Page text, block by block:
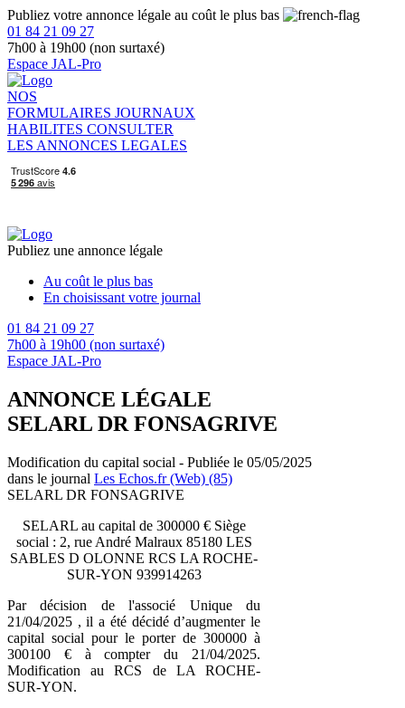
Publiez votre annonce légale au coût le plus bas
01 84 21 09 27
7h00 à 19h00 (non surtaxé)
Espace JAL-Pro
NOS
FORMULAIRES JOURNAUX
HABILITES CONSULTER
LES ANNONCES LEGALES
Publiez une annonce légale
Au coût le plus bas
En choisissant votre journal
01 84 21 09 27
7h00 à 19h00 (non surtaxé)
Espace JAL-Pro
ANNONCE LÉGALE
SELARL DR FONSAGRIVE
Modification du capital social - Publiée le 05/05/2025
dans le journal Les Echos.fr (Web) (85)
SELARL DR FONSAGRIVE
SELARL au capital de 300000 € Siège
social : 2, rue André Malraux 85180 LES
SABLES D OLONNE RCS LA ROCHE-
SUR-YON 939914263
Par décision de l'associé Unique du
21/04/2025 , il a été décidé d’augmenter le
capital social pour le porter de 300000 à
300100 € à compter du 21/04/2025.
Modification au RCS de LA ROCHE-
SUR-YON.